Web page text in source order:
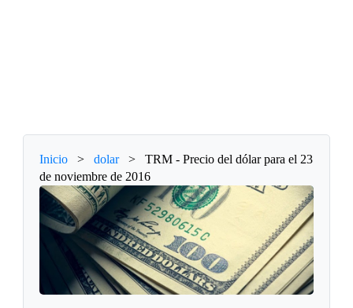
Inicio > dolar >
TRM - Precio del dólar para el 23
de noviembre de 2016